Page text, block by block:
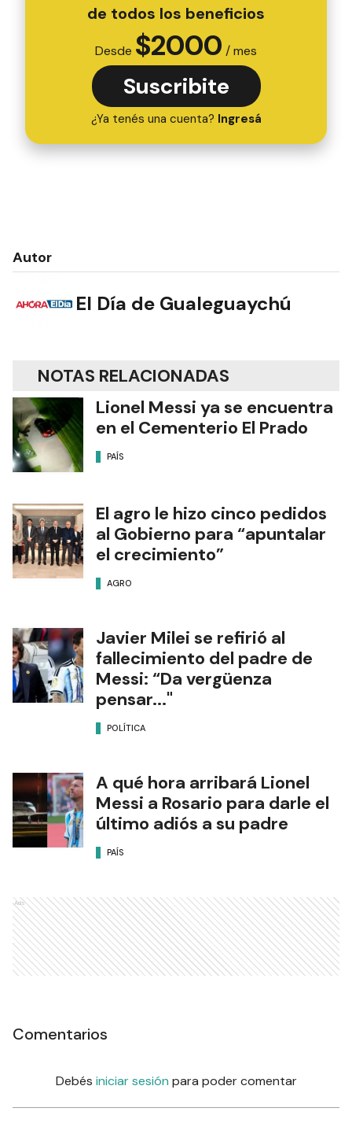
de todos los beneficios
Desde $2000 / mes
Suscribite
¿Ya tenés una cuenta? Ingresá
Autor
El Día de Gualeguaychú
NOTAS RELACIONADAS
Lionel Messi ya se encuentra
en el Cementerio El Prado
PAÍS
El agro le hizo cinco pedidos
al Gobierno para “apuntalar
el crecimiento”
AGRO
Javier Milei se refirió al
fallecimiento del padre de
Messi: “Da vergüenza
pensar..."
POLÍTICA
A qué hora arribará Lionel
Messi a Rosario para darle el
último adiós a su padre
PAÍS
Ads
Comentarios
Debés iniciar sesión para poder comentar